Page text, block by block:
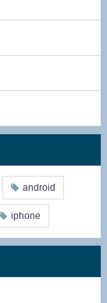
android
iphone